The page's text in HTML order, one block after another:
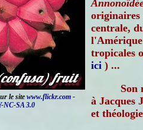
le site www.flickr.com -
NC-SA 3.0
originaires
centrale,
l'Amérique
tropicales
ici ) ...
Son
à Jacques
et